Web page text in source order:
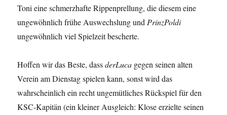
Toni eine schmerzhafte Rippenprellung, die diesem eine
ungewöhnlich frühe Auswechslung undPrinzPoldi
ungewöhnlich viel Spielzeit bescherte.
Hoffen wir das Beste, dassderLuca gegen seinen alten
Verein am Dienstag spielen kann, sonst wird das
wahrscheinlich ein recht ungemütliches Rückspiel für den
KSC-Kapitän (ein kleiner Ausgleich: Klose erzielte seinen